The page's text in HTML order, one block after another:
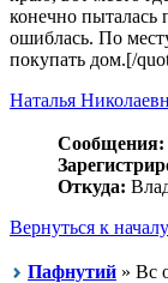
конечно пыталась
ошиблась. По
покупать дом.[/
Наталья
Сообщения:
Откуда:
Вернуться к началу
Пафнутий » Вс